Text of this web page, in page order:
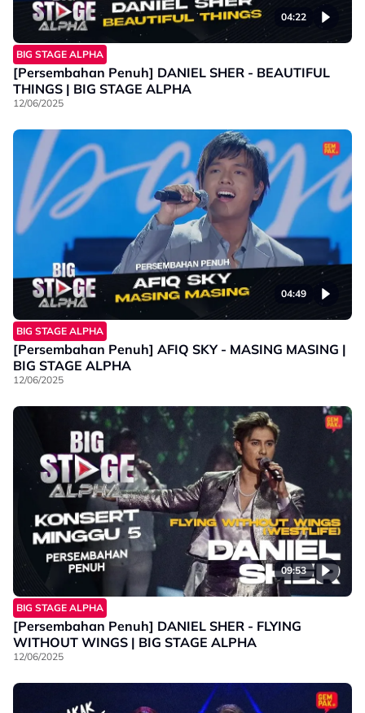
04:22
BIG STAGE ALPHA
[Persembahan Penuh] DANIEL SHER - BEAUTIFUL
THINGS | BIG STAGE ALPHA
12/06/2025
04:49
BIG STAGE ALPHA
[Persembahan Penuh] AFIQ SKY - MASING MASING |
BIG STAGE ALPHA
12/06/2025
09:53
BIG STAGE ALPHA
[Persembahan Penuh] DANIEL SHER - FLYING
WITHOUT WINGS | BIG STAGE ALPHA
12/06/2025